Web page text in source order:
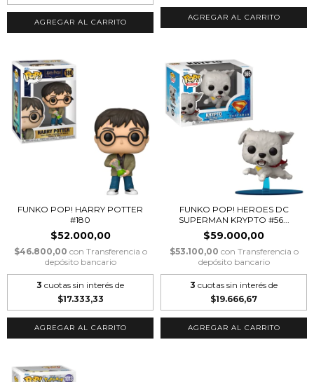
FUNKO POP! HARRY POTTER
#180
$52.000,00
$46.800,00 con Transferencia o
depósito bancario
3 cuotas sin interés de
$17.333,33
FUNKO POP! HEROES DC
SUPERMAN KRYPTO #56...
$59.000,00
$53.100,00 con Transferencia o
depósito bancario
3 cuotas sin interés de
$19.666,67